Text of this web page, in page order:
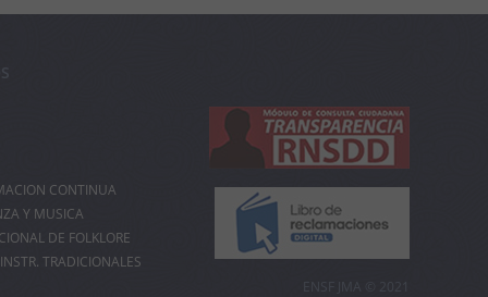
CONTINUA
Y MUSICA
DE FOLKLORE
TRADICIONALES
ENSF JMA © 2021